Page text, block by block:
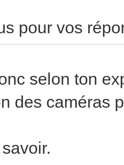
pour vos
selon ton
des caméras